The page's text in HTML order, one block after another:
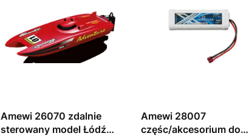
Amewi 26070 zdalnie
sterowany model Łódź
Amewi 28007
częśc/akcesorium do